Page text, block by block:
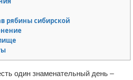
рябины сибирской
один знаменательный день –